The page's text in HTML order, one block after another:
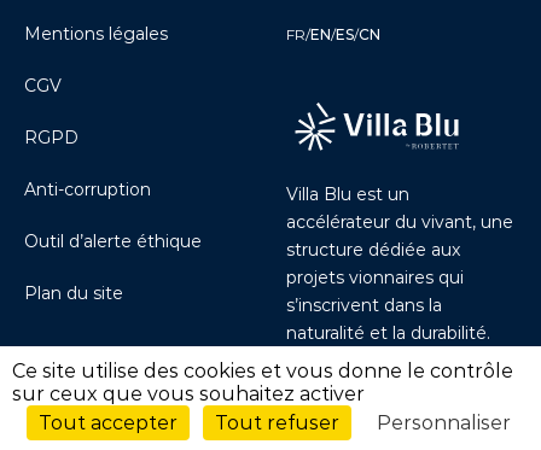
Mentions légales
CGV
RGPD
Anti-corruption
Outil d’alerte éthique
Plan du site
FR/EN/ES/CN
Villa Blu est un
accélérateur du vivant, une
structure dédiée aux
projets vionnaires qui
s’inscrivent dans la
naturalité et la durabilité.
Découvrir Villablu.io
Ce site utilise des cookies et vous donne le contrôle
sur ceux que vous souhaitez activer
Tout accepter
Tout refuser Personnaliser